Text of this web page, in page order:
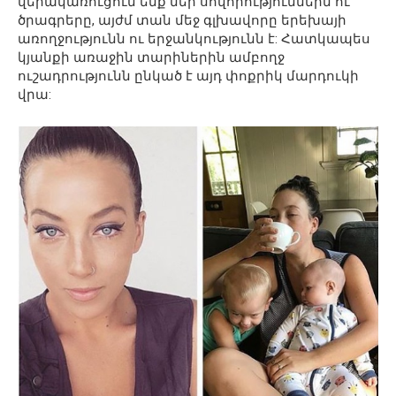
ծրագրերը, այժմ տան մեջ գլխավորը երեխայի
առողջությունն ու երջանկությունն է: Հատկապես
կյանքի առաջին տարիներին ամբողջ
ուշադրությունն ընկած է այդ փոքրիկ մարդուկի
վրա: